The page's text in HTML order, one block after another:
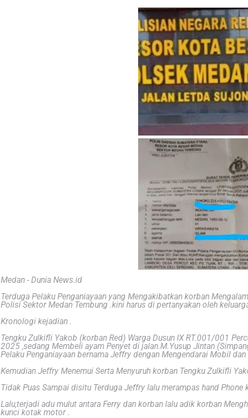
Medan - Dunia News.id
Terduga Pelaku Penganiayaan yang Mengakibatkan korban
Polisi Sektor Medan Tembung .kini harus di pertanyakan oleh
Kronologi kejadian .
Tengku Zulkifli Yakob (korban Red) Warga Dusun lX RT.001/001
2025 ,sedang Membeli ayam Penyet di jalan.M.Yusup Jintan
Pelaku Penganiayaan bernama Jeffry dengan Mengendarai Mobil
Kemudian Jeffry Menemui Serta Menyuruh korban Tengku Zulkifli
Tidak Puas Sampai disitu Terduga Jeffry lalu merampas hand Phone
Lalu,terjadi adu mulut antara Ferry dan korban lalu adik korban
kunci kotak motor .